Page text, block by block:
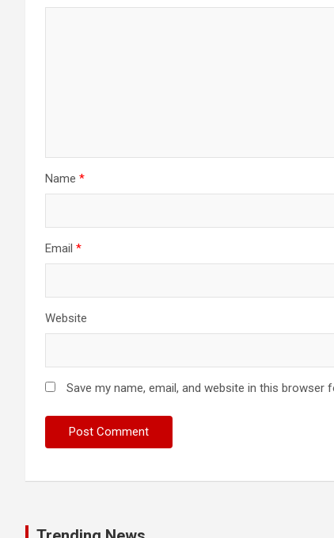
Name *
Email *
Website
Save my name, email, and website in this browser